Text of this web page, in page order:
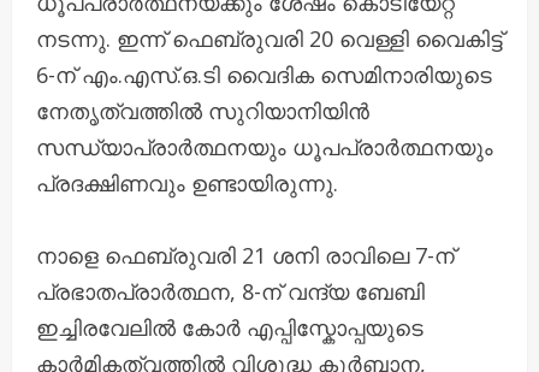
നടന്നു. ഇന്ന് ഫെബ്രുവരി 20 വെള്ളി വൈകിട്ട്
6-ന് എം.എസ്.ഒ.ടി വൈദിക സെമിനാരിയുടെ
നേതൃത്വത്തിൽ സുറിയാനിയിൻ
സന്ധ്യാപ്രാർത്ഥനയും ധൂപപ്രാർത്ഥനയും
പ്രദക്ഷിണവും ഉണ്ടായിരുന്നു.
നാളെ ഫെബ്രുവരി 21 ശനി രാവിലെ 7-ന്
പ്രഭാതപ്രാർത്ഥന, 8-ന് വന്ദ്യ ബേബി
ഇച്ചിരവേലിൽ കോർ എപ്പിസ്കോപ്പയുടെ
കാർമികത്വത്തിൽ വിശുദ്ധ കുർബ്ബാന,